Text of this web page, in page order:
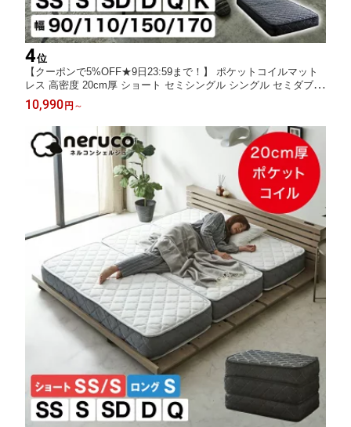
4位
【クーポンで5%OFF★9日23:59まで！】 ポケットコイルマット
レス 高密度 20cm厚 ショート セミシングル シングル セミダブル
ダブル クイーン キング 幅90cm 幅110cm 幅150cm 幅170cm
10,990円 ～